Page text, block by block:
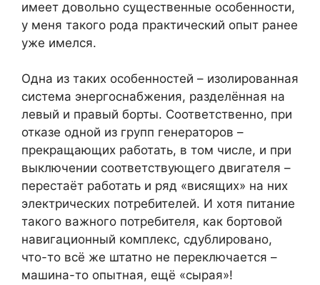
имеет довольно существенные особенности,
у меня такого рода практический опыт ранее
уже имелся.
Одна из таких особенностей – изолированная
система энергоснабжения, разделённая на
левый и правый борты. Соответственно, при
отказе одной из групп генераторов –
прекращающих работать, в том числе, и при
выключении соответствующего двигателя –
перестаёт работать и ряд «висящих» на них
электрических потребителей. И хотя питание
такого важного потребителя, как бортовой
навигационный комплекс, сдублировано,
что-то всё же штатно не переключается –
машина-то опытная, ещё «сырая»!